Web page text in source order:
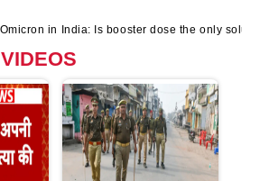
Omicron in India: Is booster dose the only